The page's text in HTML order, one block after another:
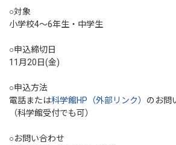
○対象
小学校4～6年生・中学生
○申込締切日
11月20日(金)
○申込方法
電話または科学館HP（外部リンク） のお問
（科学館受付でも可）
○お問い合わせ